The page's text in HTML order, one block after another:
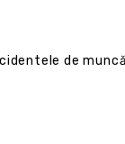
de